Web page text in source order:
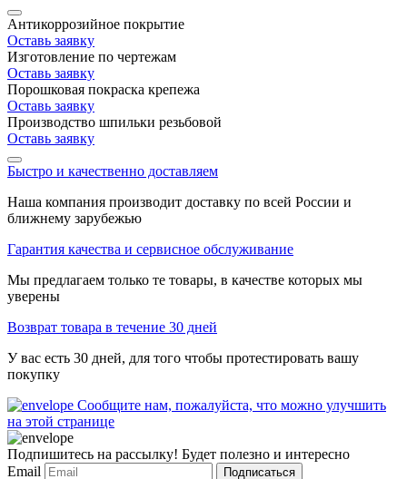
Антикоррозийное покрытие
Оставь заявку
Изготовление по чертежам
Оставь заявку
Порошковая покраска крепежа
Оставь заявку
Производство шпильки резьбовой
Оставь заявку
Быстро и качественно доставляем
Наша компания производит доставку по всей России и
ближнему зарубежью
Гарантия качества и сервисное обслуживание
Мы предлагаем только те товары, в качестве которых мы
уверены
Возврат товара в течение 30 дней
У вас есть 30 дней, для того чтобы протестировать вашу
покупку
Сообщите нам, пожалуйста, что можно улучшить
на этой странице
Подпишитесь на рассылку! Будет полезно и интересно
Email
Подписаться